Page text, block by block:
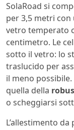
SolaRoad si
per 3,5 metri
vetro temperato
centimetro. Le
sotto il vetro: lo
traslucido per
il meno
quella della
o scheggiarsi
L’allestimento